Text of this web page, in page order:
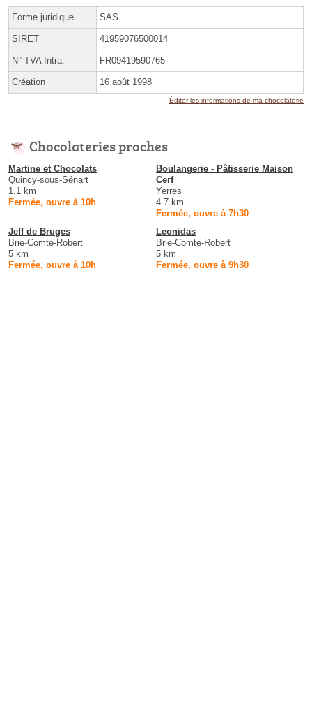
Forme juridique SAS
SIRET 41959076500014
N° TVA Intra. FR09419590765
Création 16 août 1998
Éditer les informations de ma chocolaterie
Chocolateries proches
Martine et Chocolats
Quincy-sous-Sénart
1.1 km
Fermée, ouvre à 10h
Boulangerie - Pâtisserie Maison
Cerf
Yerres
4.7 km
Fermée, ouvre à 7h30
Jeff de Bruges
Brie-Comte-Robert
5 km
Fermée, ouvre à 10h
Leonidas
Brie-Comte-Robert
5 km
Fermée, ouvre à 9h30